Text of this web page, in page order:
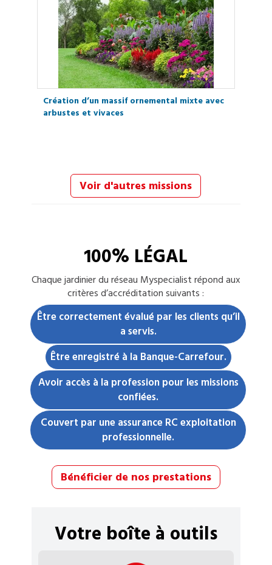
Création d’un massif ornemental mixte avec
arbustes et vivaces
Voir d'autres missions
100% LÉGAL
Chaque jardinierdu réseau Myspecialist répond aux
critères d’accréditation suivants :
Être correctement évalué par les clients qu’il
a servis.
Être enregistré à la Banque-Carrefour.
Avoir accès à la profession pour les missions
confiées.
Couvert par une assurance RC exploitation
professionnelle.
Bénéficier de nos prestations
Votre boîte à outils